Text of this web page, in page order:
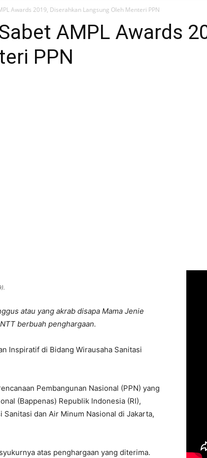
Awards 2019, Diserahkan Langsung Oleh Menteri PPN
AMPL Awards
PPN
atau yang akrab disapa Mama Jenie
berbuah penghargaan.
Inspiratif di Bidang Wirausaha Sanitasi
Pembangunan Nasional (PPN) yang
(Bappenas) Republik Indonesia (RI),
dan Air Minum Nasional di Jakarta,
atas penghargaan yang diterima.